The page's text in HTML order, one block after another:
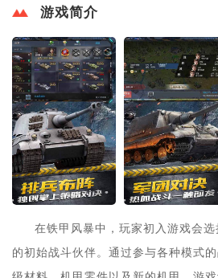
游戏简介
在铁甲风暴中，玩家初入游戏会
的初始战斗伙伴。通过参与各种模式